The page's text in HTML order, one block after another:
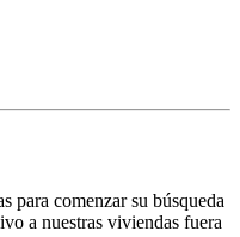
para comenzar su búsqueda
a nuestras viviendas fuera